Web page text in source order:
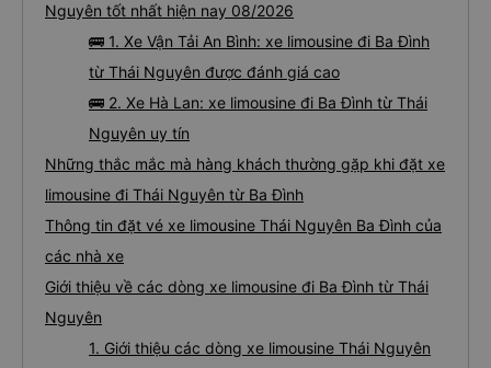
Nguyên tốt nhất hiện nay 08/2026
🚌 1. Xe Vận Tải An Bình: xe limousine đi Ba Đình
từ Thái Nguyên được đánh giá cao
🚌 2. Xe Hà Lan: xe limousine đi Ba Đình từ Thái
Nguyên uy tín
Những thắc mắc mà hàng khách thường gặp khi đặt xe
limousine đi Thái Nguyên từ Ba Đình
Thông tin đặt vé xe limousine Thái Nguyên Ba Đình của
các nhà xe
Giới thiệu về các dòng xe limousine đi Ba Đình từ Thái
Nguyên
1. Giới thiệu các dòng xe limousine Thái Nguyên